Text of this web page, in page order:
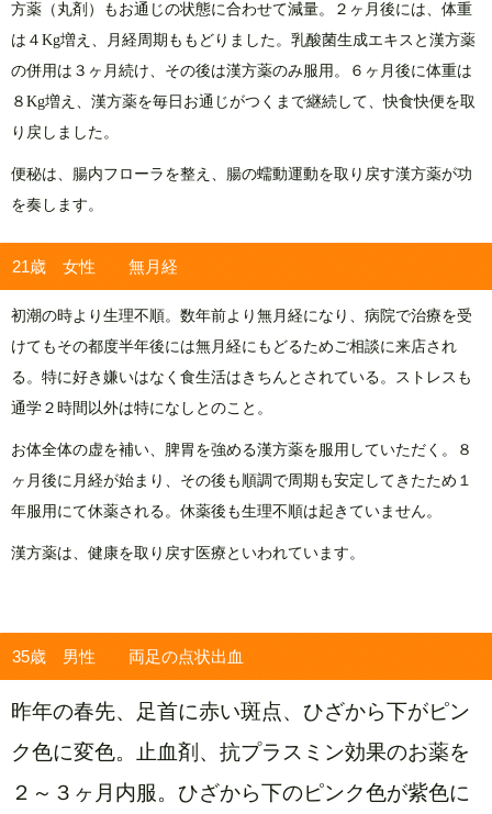
方薬（丸剤）もお通じの状態に合わせて減量。２ヶ月後には、体重
は４Kg増え、月経周期ももどりました。乳酸菌生成エキスと漢方薬
の併用は３ヶ月続け、その後は漢方薬のみ服用。６ヶ月後に体重は
８Kg増え、漢方薬を毎日お通じがつくまで継続して、快食快便を取
り戻しました。
便秘は、腸内フローラを整え、腸の蠕動運動を取り戻す漢方薬が功
を奏します。
21歳 女性 無月経
初潮の時より生理不順。数年前より無月経になり、病院で治療を受
けてもその都度半年後には無月経にもどるためご相談に来店され
る。特に好き嫌いはなく食生活はきちんとされている。ストレスも
通学２時間以外は特になしとのこと。
お体全体の虚を補い、脾胃を強める漢方薬を服用していただく。８
ヶ月後に月経が始まり、その後も順調で周期も安定してきたため１
年服用にて休薬される。休薬後も生理不順は起きていません。
漢方薬は、健康を取り戻す医療といわれています。
35歳 男性 両足の点状出血
昨年の春先、足首に赤い斑点、ひざから下がピン
ク色に変色。止血剤、抗プラスミン効果のお薬を
２～３ヶ月内服。ひざから下のピンク色が紫色に